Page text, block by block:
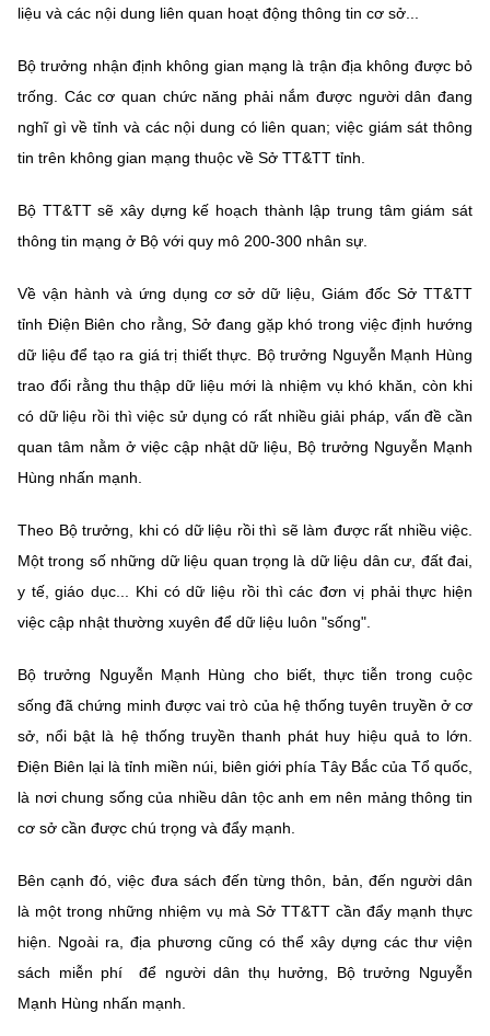
liệu và các nội dung liên quan hoạt động thông tin cơ sở...
Bộ trưởng nhận định không gian mạng là trận địa không được bỏ
trống. Các cơ quan chức năng phải nắm được người dân đang
nghĩ gì về tỉnh và các nội dung có liên quan; việc giám sát thông
tin trên không gian mạng thuộc về Sở TT&TT tỉnh.
Bộ TT&TT sẽ xây dựng kế hoạch thành lập trung tâm giám sát
thông tin mạng ở Bộ với quy mô 200-300 nhân sự.
Về vận hành và ứng dụng cơ sở dữ liệu, Giám đốc Sở TT&TT
tỉnh Điện Biên cho rằng, Sở đang gặp khó trong việc định hướng
dữ liệu để tạo ra giá trị thiết thực. Bộ trưởng Nguyễn Mạnh Hùng
trao đổi rằng thu thập dữ liệu mới là nhiệm vụ khó khăn, còn khi
có dữ liệu rồi thì việc sử dụng có rất nhiều giải pháp, vấn đề cần
quan tâm nằm ở việc cập nhật dữ liệu, Bộ trưởng Nguyễn Mạnh
Hùng nhấn mạnh.
Theo Bộ trưởng, khi có dữ liệu rồi thì sẽ làm được rất nhiều việc.
Một trong số những dữ liệu quan trọng là dữ liệu dân cư, đất đai,
y tế, giáo dục... Khi có dữ liệu rồi thì các đơn vị phải thực hiện
việc cập nhật thường xuyên để dữ liệu luôn "sống".
Bộ trưởng Nguyễn Mạnh Hùng cho biết, thực tiễn trong cuộc
sống đã chứng minh được vai trò của hệ thống tuyên truyền ở cơ
sở, nổi bật là hệ thống truyền thanh phát huy hiệu quả to lớn.
Điện Biên lại là tỉnh miền núi, biên giới phía Tây Bắc của Tổ quốc,
là nơi chung sống của nhiều dân tộc anh em nên mảng thông tin
cơ sở cần được chú trọng và đẩy mạnh.
Bên cạnh đó, việc đưa sách đến từng thôn, bản, đến người dân
là một trong những nhiệm vụ mà Sở TT&TT cần đẩy mạnh thực
hiện. Ngoài ra, địa phương cũng có thể xây dựng các thư viện
sách miễn phí để người dân thụ hưởng, Bộ trưởng Nguyễn
Mạnh Hùng nhấn mạnh.